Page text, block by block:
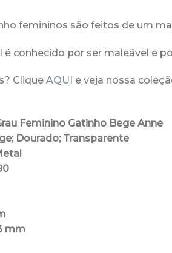
femininos são feitos de um
conhecido por ser maleável e
Clique AQUI e veja nossa
Feminino Gatinho Bege Anne
Dourado; Transparente
mm